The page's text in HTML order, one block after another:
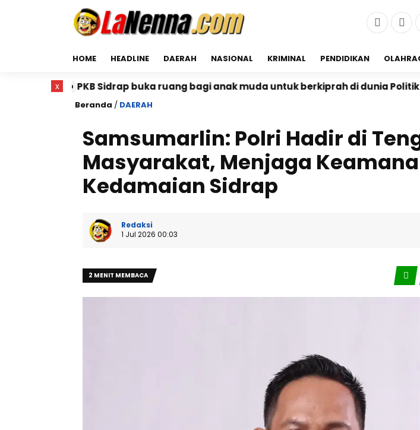
HOME HEADLINE DAERAH NASIONAL KRIMINAL PENDIDIKAN
PKB Sidrap buka ruang bagi anak muda untuk berkiprah di dunia Politik Bupati
Beranda / DAERAH
Samsumarlin: Polri Hadir di
Masyarakat, Menjaga
Kedamaian Sidrap
Redaksi
1 Jul 2026 00:03
2 MENIT MEMBACA
x